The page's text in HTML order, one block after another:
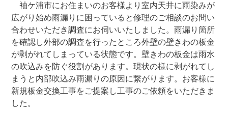
袖ケ浦市にお住まいのお客様より室内天井に雨染みが
広がり始め雨漏りに困っていると修理のご相談のお問い
合わせいただき調査にお伺いいたしました。雨漏り箇所
を確認し外部の調査を行ったところ外壁の壁きわの板金
が剥がれてしまっている状態です。壁きわの板金は雨水
の吹込みを防ぐ役割があります。現状の様に剥がれてし
まうと内部吹込み雨漏りの原因に繋がります。お客様に
新規板金交換工事をご提案し工事のご依頼をいただきま
した。